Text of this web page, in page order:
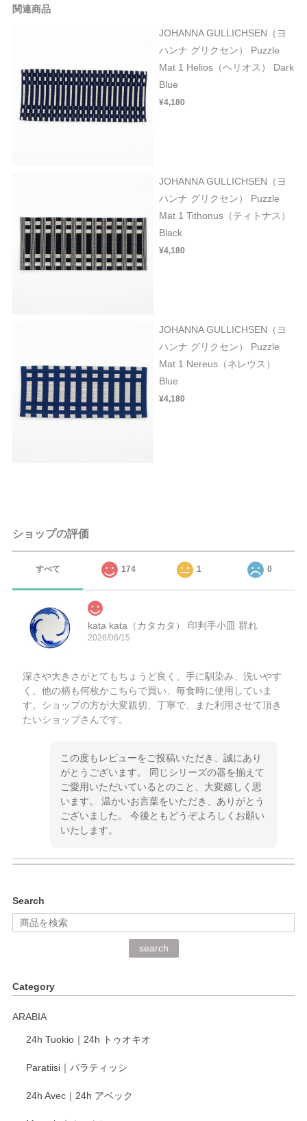
関連商品
JOHANNA GULLICHSEN（ヨ
ハンナ グリクセン） Puzzle
Mat 1 Helios（ヘリオス） Dark
Blue
¥4,180
JOHANNA GULLICHSEN（ヨ
ハンナ グリクセン） Puzzle
Mat 1 Tithonus（ティトナス）
Black
¥4,180
JOHANNA GULLICHSEN（ヨ
ハンナ グリクセン） Puzzle
Mat 1 Nereus（ネレウス）
Blue
¥4,180
ショップの評価
すべて 174 1 0
kata kata（カタカタ） 印判手小皿 群れ
2026/06/15
深さや大きさがとてもちょうど良く、手に馴染み、洗いやす
く、他の柄も何枚かこちらで買い、毎食時に使用していま
す。ショップの方が大変親切、丁寧で、また利用させて頂き
たいショップさんです。
この度もレビューをご投稿いただき、誠にあり
がとうございます。 同じシリーズの器を揃えて
ご愛用いただいているとのこと、大変嬉しく思
います。 温かいお言葉をいただき、ありがとう
ございました。 今後ともどうぞよろしくお願い
いたします。
深さや大きさがとてもちょうど良く、手に馴染み、洗いやす
く、他の柄も何枚かこちらで買い、毎食時に使用していま
く交換して下さいました。
がとうございます。 同じシリーズの器を揃えて
います。 温かいお言葉をいただき、ありがとう
いたします。
Search
search
Category
ARABIA
24h Tuokio｜24h トゥオキオ
Paratiisi｜パラティッシ
24h Avec｜24h アベック